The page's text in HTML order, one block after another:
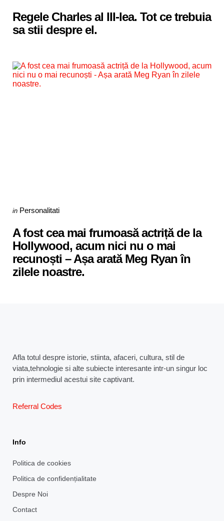
Regele Charles al III-lea. Tot ce trebuia
sa stii despre el.
Categories
Posted
in Personalitati
A fost cea mai frumoasă actriță de la
Hollywood, acum nici nu o mai
recunoști – Așa arată Meg Ryan în
zilele noastre.
Afla totul despre istorie, stiinta, afaceri, cultura, stil de
viata,tehnologie si alte subiecte interesante intr-un singur loc
prin intermediul acestui site captivant.
Referral Codes
Info
Politica de cookies
Politica de confidențialitate
Despre Noi
Contact